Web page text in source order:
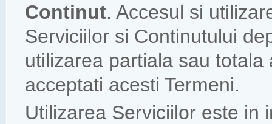
Continut. Accesul si
Serviciilor si Continutului
utilizarea partiala sau
acceptati acesti Termeni.
Utilizarea Serviciilor este in